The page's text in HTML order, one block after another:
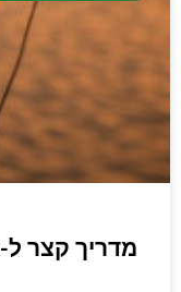
מדריך קצר ל-SDR: חיבור הרדיו למחשב